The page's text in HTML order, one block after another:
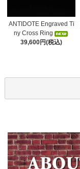
ANTIDOTE Engraved Ti
ny Cross Ring
39,600円(税込)